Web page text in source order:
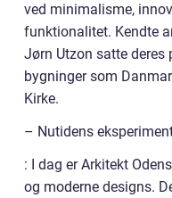
ved minimalisme,
funktionalitet. Kendte
Jørn Utzon satte
bygninger som
Kirke.
– Nutidens
: I dag er Arkitekt
og moderne designs.